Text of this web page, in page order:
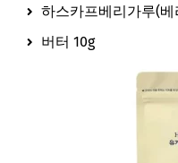
하스카프베리가루(베
버터 10g